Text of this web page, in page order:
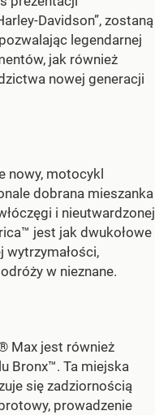
Davidson”, zostaną
legendarnej
jak również
nowej generacji
nowy, motocykl
dobrana mieszanka
i nieutwardzonej
jest jak dwukołowe
wytrzymałości,
w nieznane.
Max jest również
Bronx™. Ta miejska
się zadziornością
prowadzenie